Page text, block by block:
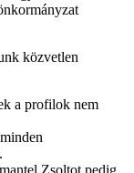
közvetlen
a profilok nem
Zsoltot pedig